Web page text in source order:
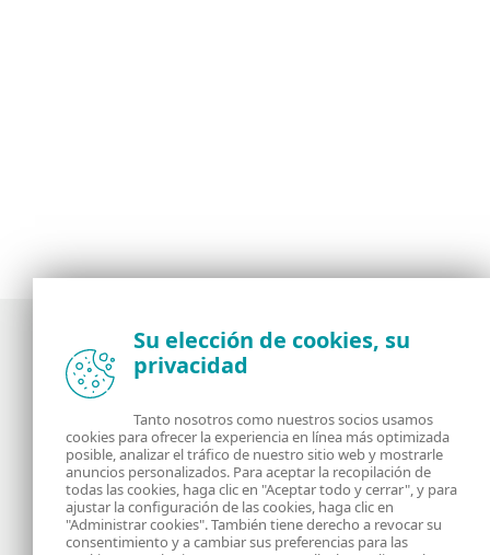
Noticias, opiniones y análisis de la comunidad de
seguridad de ESET
Acerca de RSS Feed
Contáctanos Dirección
Su elección de cookies, su
privacidad
Tanto nosotros como nuestros socios usamos
cookies para ofrecer la experiencia en línea más optimizada
posible, analizar el tráfico de nuestro sitio web y mostrarle
anuncios personalizados. Para aceptar la recopilación de
todas las cookies, haga clic en "Aceptar todo y cerrar", y para
ajustar la configuración de las cookies, haga clic en
"Administrar cookies". También tiene derecho a revocar su
consentimiento y a cambiar sus preferencias para las